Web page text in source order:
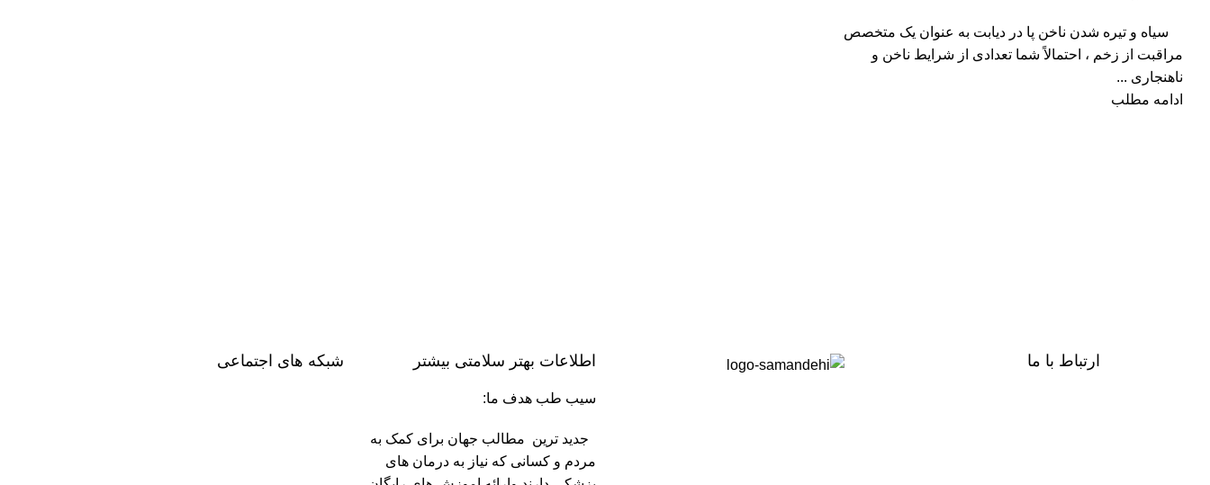
سیاه و تیره شدن ناخن پا در دیابت به عنوان یک متخصص
مراقبت از زخم ، احتمالاً شما تعدادی از شرایط ناخن و
ناهنجاری ...
ادامه مطلب
ارتباط با ما اطلاعات بهتر سلامتی بیشتر
سیب طب هدف ما:
جدید ترین مطالب جهان برای کمک به
مردم و کسانی که نیاز به درمان های
شبکه های اجتماعی